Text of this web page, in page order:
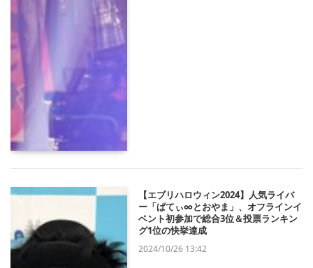
【エブリハロウィン2024】人気ライバ
ー「ぱてぃ∞とおやま」、オフラインイ
ベント初参加で総合3位＆投票ランキン
グ1位の快挙達成
2024/10/26 13:42